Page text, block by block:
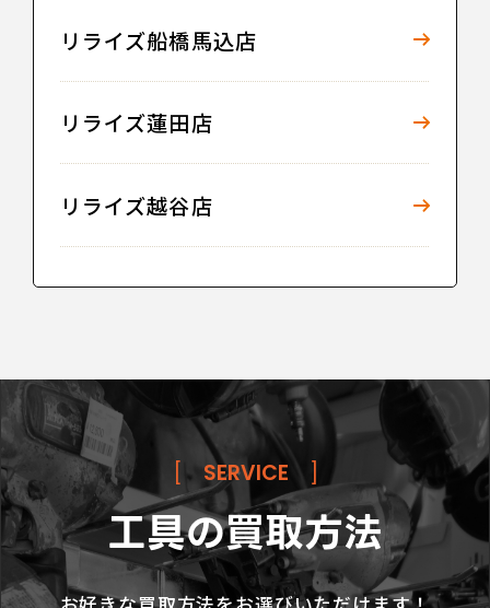
リライズ船橋馬込店
リライズ蓮田店
リライズ越谷店
SERVICE
工具の買取方法